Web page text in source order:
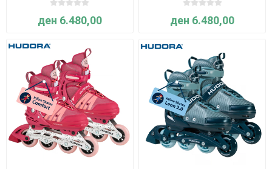
ден 6.480,00 ден 6.480,00